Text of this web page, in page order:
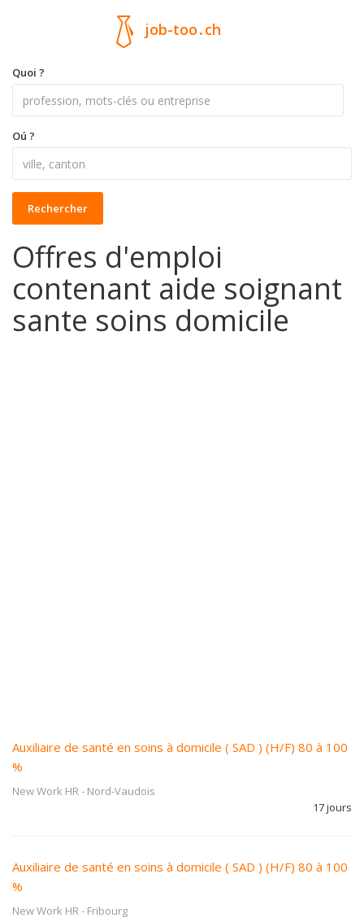
job-too.ch
Quoi ?
Oú ?
Rechercher
Offres d'emploi
contenant aide soignant
sante soins domicile
Auxiliaire de santé en soins à domicile ( SAD ) (H/F) 80 à 100
%
New Work HR- Nord-Vaudois
17 jours
Auxiliaire de santé en soins à domicile ( SAD ) (H/F) 80 à 100
%
New Work HR- Fribourg